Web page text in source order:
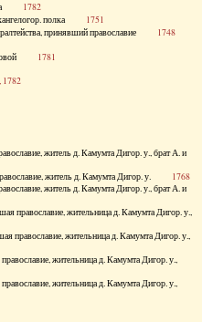
1782
полка 1751
принявший православие 1748
1781
1782
житель д. Камумта Дигор. у., брат А. и
житель д. Камумта Дигор. у. 1768
житель д. Камумта Дигор. у., брат А. и
православие, жительница д. Камумта Дигор. у.,
православие, жительница д. Камумта Дигор. у.,
жительница д. Камумта Дигор. у.,
жительница д. Камумта Дигор. у.,